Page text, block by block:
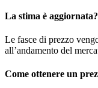
La stima è aggiornata?
Le fasce di prezzo
all’andamento del
Come ottenere un